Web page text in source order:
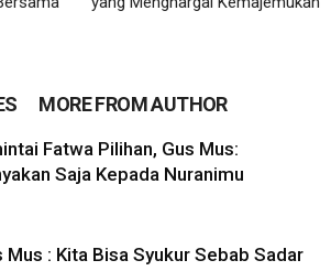
MORE FROM AUTHOR
Fatwa Pilihan, Gus Mus:
Saja Kepada Nuranimu
Mus : Kita Bisa Syukur Sebab Sadar